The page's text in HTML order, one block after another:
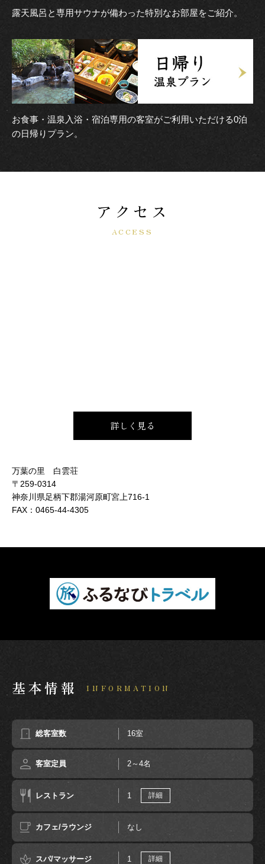
露天風呂と専用サウナが備わった特別なお部屋をご紹介。
お食事・温泉入浴・宿泊専用の客室がご利用いただける0泊
の日帰りプラン。
アクセス
ACCESS
詳しく見る
万葉の里 白雲荘
〒259-0314
神奈川県足柄下郡湯河原町宮上716-1
FAX： 0465-44-4305
基本情報 INFORMATION
総客室数 16室
客室定員 2～4名
レストラン 1 詳細
カフェ/ラウンジ なし
スパ/マッサージ 1 詳細